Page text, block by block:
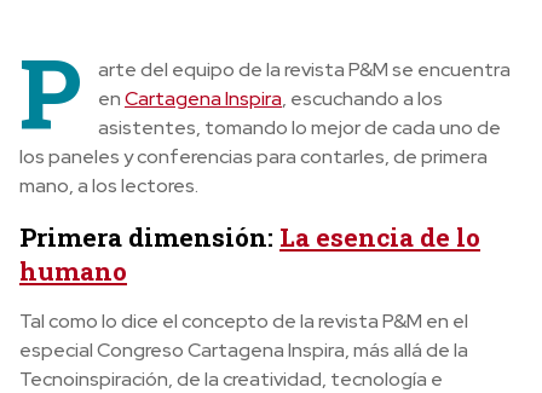
P
arte del equipo de la revista P&M se encuentra
enCartagena Inspira, escuchando a los
asistentes, tomando lo mejor de cada uno de
los paneles y conferencias para contarles, de primera
mano, a los lectores.
Primera dimensión: La esencia de lo
humano
Tal como lo dice el concepto de la revista P&M en el
especial Congreso Cartagena Inspira, más allá de la
Tecnoinspiración, de la creatividad, tecnología e